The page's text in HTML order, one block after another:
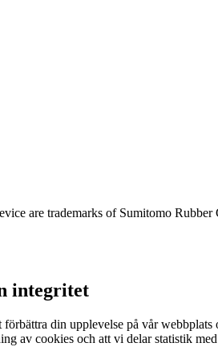
are trademarks of Sumitomo
integritet
din upplevelse på vår
av cookies och att vi delar statistik